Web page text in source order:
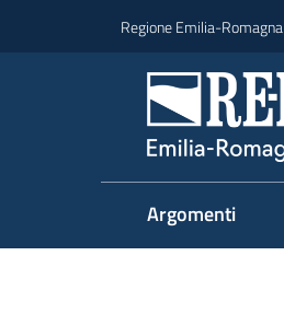
Regione Emilia-Romagna
Argomenti